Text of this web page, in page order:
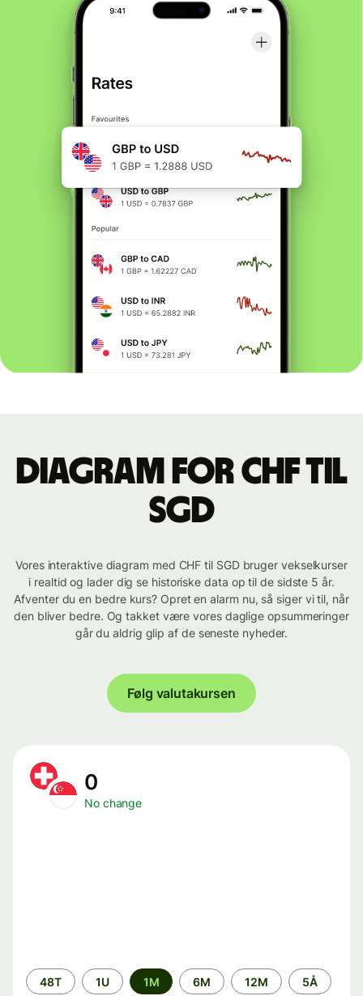
Diagram for CHF til
SGD
Vores interaktive diagram med CHF til SGD bruger vekselkurser
i realtid og lader dig se historiske data op til de sidste 5 år.
Afventer du en bedre kurs? Opret en alarm nu, så siger vi til, når
den bliver bedre. Og takket være vores daglige opsummeringer
går du aldrig glip af de seneste nyheder.
Følg valutakursen
0
No change
Time
period
48T 1U 1M 6M 12M 5Å